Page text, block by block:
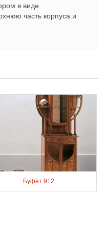
в виде
часть корпуса и
Буфет 912